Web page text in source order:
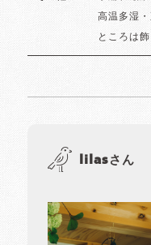
高温多湿
ところは
lilasさん